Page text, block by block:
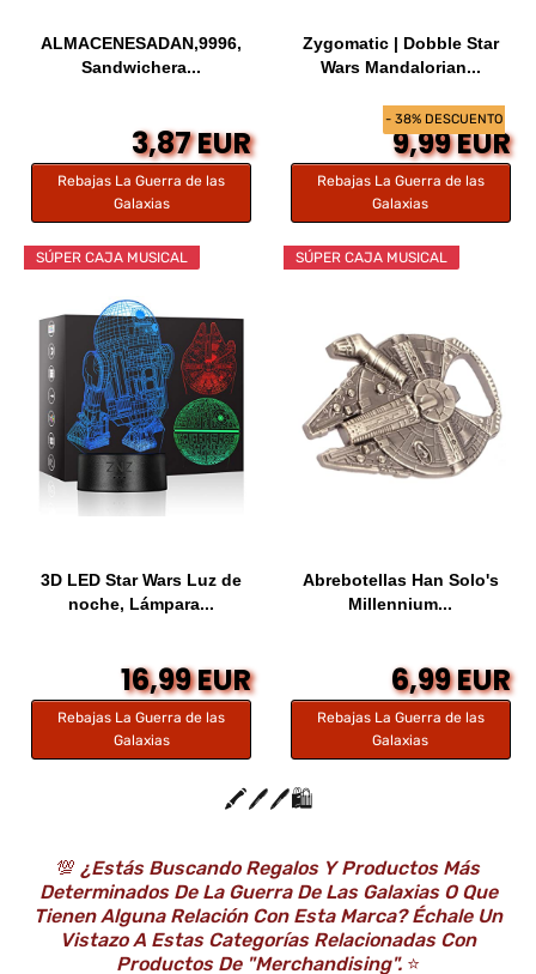
ALMACENESADAN,9996,
Sandwichera...
3,87 EUR
Rebajas La Guerra de las
Galaxias
- 38% DESCUENTO
Zygomatic | Dobble Star
Wars Mandalorian...
9,99 EUR
Rebajas La Guerra de las
Galaxias
SÚPER CAJA MUSICAL
3D LED Star Wars Luz de
noche, Lámpara...
16,99 EUR
Rebajas La Guerra de las
Galaxias
SÚPER CAJA MUSICAL
Abrebotellas Han Solo's
Millennium...
6,99 EUR
Rebajas La Guerra de las
Galaxias
🖍️🖊️🖊️🛍️
💯 ¿Estás Buscando Regalos Y Productos Más
Determinados De La Guerra De Las Galaxias O Que
Tienen Alguna Relación Con Esta Marca? Échale Un
Vistazo A Estas Categorías Relacionadas Con
Productos De "Merchandising". ⭐️